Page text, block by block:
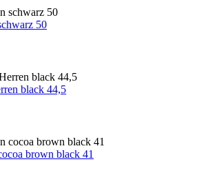
50
black 44,5
brown black 41